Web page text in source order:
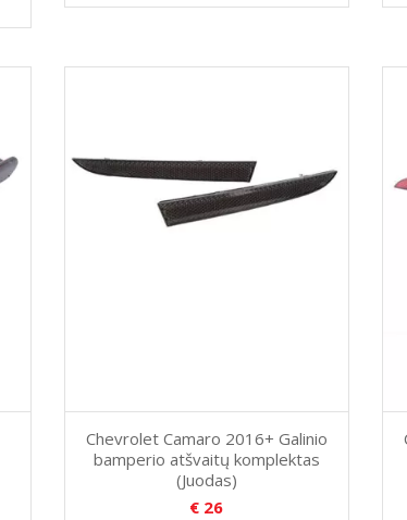
Chevrolet Camaro 2016+ Galinio
bamperio atšvaitų komplektas
(Juodas)
€ 26